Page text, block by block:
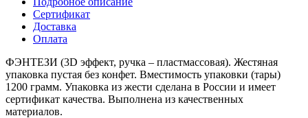
Сертификат
Доставка
Оплата
ФЭНТЕЗИ (3D эффект, ручка – пластмассовая). Жестяная
упаковка пустая без конфет. Вместимость упаковки (тары)
1200 грамм. Упаковка из жести сделана в России и имеет
сертификат качества. Выполнена из качественных
материалов.